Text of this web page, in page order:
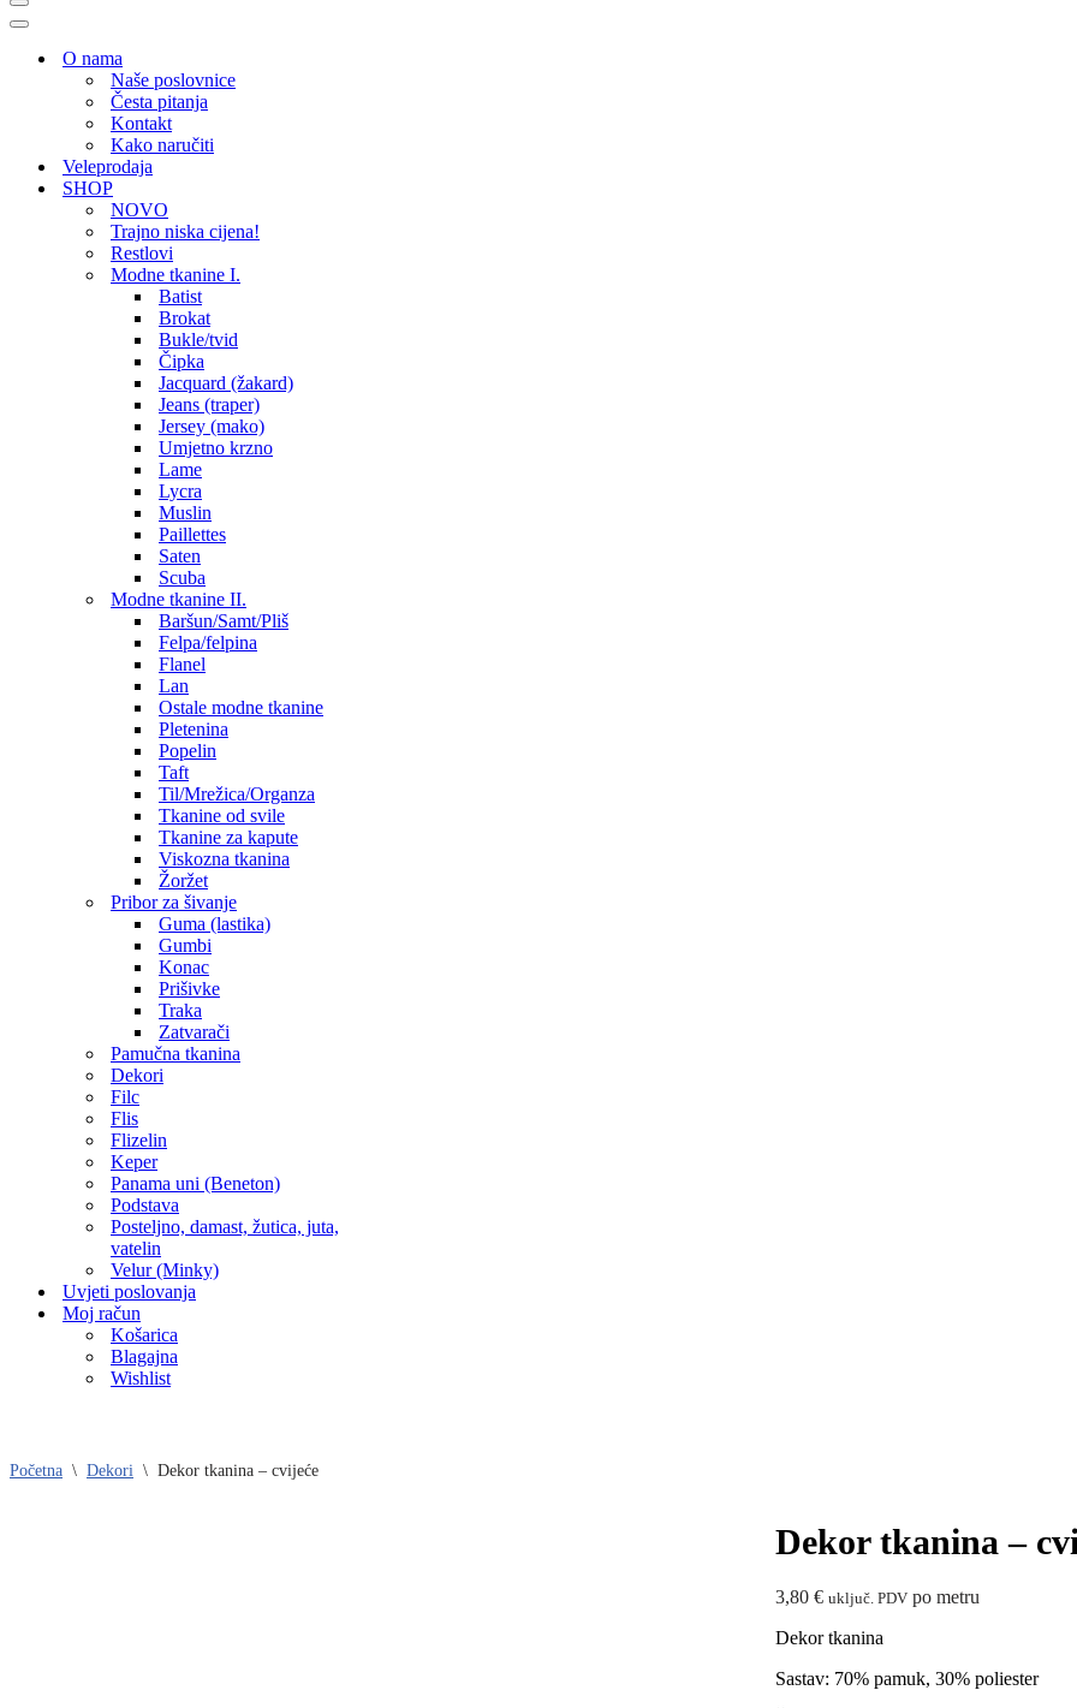
Navigation
Menu
Navigation
O nama
Naše poslovnice
Česta pitanja
Kontakt
Kako naručiti
Veleprodaja
SHOP
NOVO
Trajno niska cijena!
Restlovi
Modne tkanine I.
Batist
Brokat
Bukle/tvid
Čipka
Jacquard (žakard)
Jeans (traper)
Jersey (mako)
Umjetno krzno
Lame
Lycra
Muslin
Paillettes
Saten
Scuba
Modne tkanine II.
Baršun/Samt/Pliš
Felpa/felpina
Flanel
Lan
Ostale modne tkanine
Pletenina
Popelin
Taft
Til/Mrežica/Organza
Tkanine od svile
Tkanine za kapute
Viskozna tkanina
Žoržet
Pribor za šivanje
Guma (lastika)
Gumbi
Konac
Prišivke
Traka
Zatvarači
Pamučna tkanina
Dekori
Filc
Flis
Flizelin
Keper
Panama uni (Beneton)
Podstava
Posteljno, damast, žutica, juta,
vatelin
Velur (Minky)
Uvjeti poslovanja
Moj račun
Košarica
Blagajna
Wishlist
Početna \ Dekori \ Dekor tkanina – cvijeće
Dekor tkanina –
3,80€ uključ. PDV po metru
Dekor tkanina
Sastav: 70% pamuk, 30% poliester